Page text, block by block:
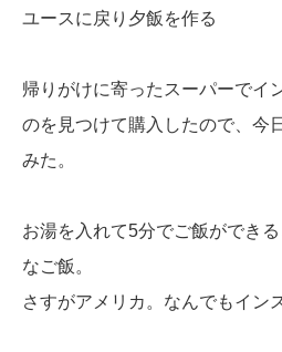
ユースに戻り夕飯を作る
帰りがけに寄ったスーパーでイ
のを見つけて購入したので、今
みた。
お湯を入れて5分でご飯ができ
なご飯。
さすがアメリカ。なんでもイン